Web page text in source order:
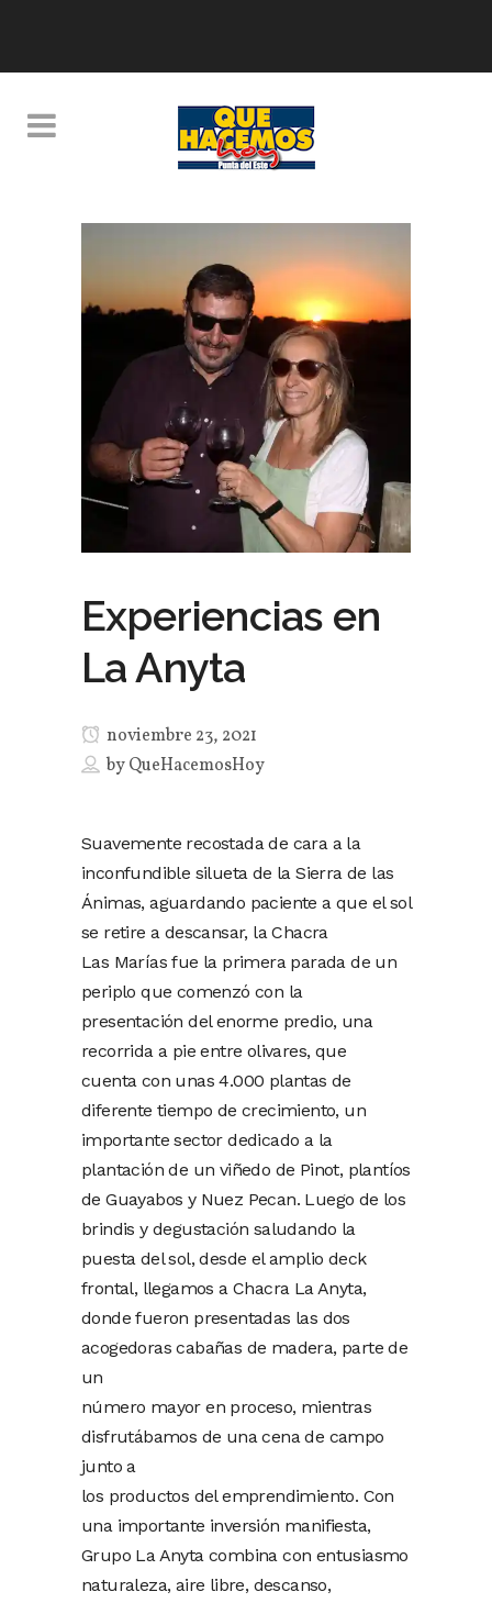
Experiencias en
La Anyta
noviembre 23, 2021
byQueHacemosHoy
Suavemente recostada de cara a la
inconfundible silueta de la Sierra de las
Ánimas, aguardando paciente a que el sol
se retire a descansar, la Chacra
Las Marías fue la primera parada de un
periplo que comenzó con la
presentación del enorme predio, una
recorrida a pie entre olivares, que
cuenta con unas 4.000 plantas de
diferente tiempo de crecimiento, un
importante sector dedicado a la
plantación de un viñedo de Pinot, plantíos
de Guayabos y Nuez Pecan. Luego de los
brindis y degustación saludando la
puesta del sol, desde el amplio deck
frontal, llegamos a Chacra La Anyta,
donde fueron presentadas las dos
acogedoras cabañas de madera, parte de
un
número mayor en proceso, mientras
disfrutábamos de una cena de campo
junto a
los productos del emprendimiento. Con
una importante inversión manifiesta,
Grupo La Anyta combina con entusiasmo
naturaleza, aire libre, descanso,